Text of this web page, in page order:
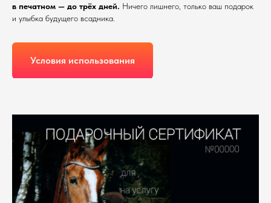
в печатном — до трёх дней. Ничего лишнего, только ваш подарок
и улыбка будущего всадника.
Условия использования